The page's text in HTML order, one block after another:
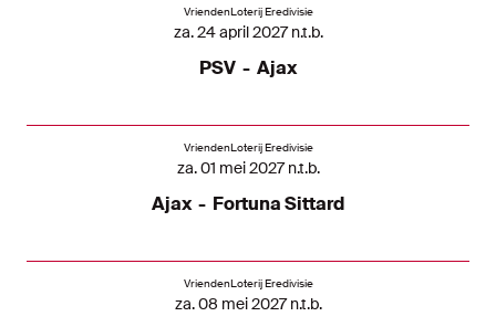
VriendenLoterij Eredivisie
za. 24 april 2027 n.t.b.
PSV - Ajax
VriendenLoterij Eredivisie
za. 01 mei 2027 n.t.b.
Ajax - Fortuna Sittard
VriendenLoterij Eredivisie
za. 08 mei 2027 n.t.b.